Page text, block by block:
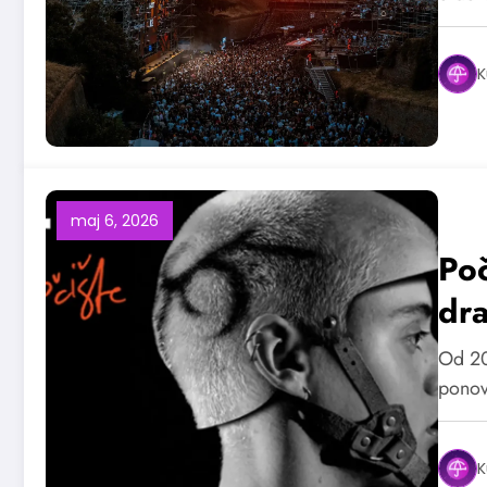
maj 6, 2026
Od